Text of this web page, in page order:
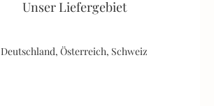
Unser Liefergebiet
Deutschland, Österreich, Schweiz